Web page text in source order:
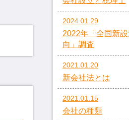
2024.01.29
2022年「全国新
向」調査
2021.01.20
新会社法とは
2021.01.15
会社の種類